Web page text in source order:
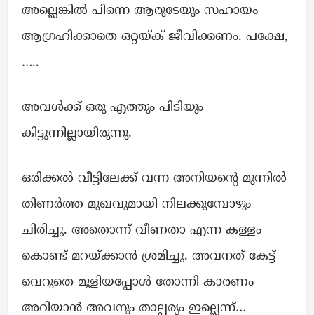
അല്ലെങ്കിൽ പിന്നെ ആരുടേയും സഹായം
ആഗ്രഹിക്കാതെ ഒറ്റയ്ക് ജീവിക്കണം. പക്ഷേ,
…..
അവൾക്ക് ഒരു എത്തും പിടിയും
കിട്ടുന്നില്ലായിരുന്നു.
ഒരിക്കൽ വീട്ടിലേക്ക് വന്ന അനിയന്റെ മുന്നിൽ
തിണർത്ത മുഖവുമായി നിലക്കുമ്പോഴും
ചിരിച്ചു. അതൊന്ന് വീണതാ എന്ന കള്ളം
കൊണ്ട് മറയ്ക്കാൻ ശ്രമിച്ചു. അവനത് കേട്ട്
വെറുതെ മൂളിയപ്പോൾ തോന്നി കാരണം
അറിയാൻ അവനും താല്പര്യം ഇല്ലെന്ന്…